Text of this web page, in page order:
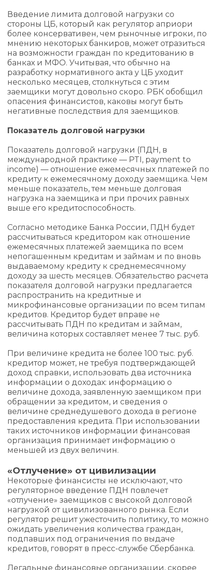
Введение лимита долговой нагрузки со
стороны ЦБ, который как регулятор априори
более консервативен, чем рыночные игроки, по
мнению некоторых банкиров, может отразиться
на возможности граждан по кредитованию в
банках и МФО. Учитывая, что обычно на
разработку нормативного акта у ЦБ уходит
несколько месяцев, столкнуться с этим
заемщики могут довольно скоро. РБК обобщил
опасения финансистов, каковы могут быть
негативные последствия для заемщиков.
Показатель долговой нагрузки
Показатель долговой нагрузки (ПДН, в
международной практике — PTI, payment to
income) — отношение ежемесячных платежей по
кредиту к ежемесячному доходу заемщика. Чем
меньше показатель, тем меньше долговая
нагрузка на заемщика и при прочих равных
выше его кредитоспособность.
Согласно методике Банка России, ПДН будет
рассчитываться кредитором как отношение
ежемесячных платежей заемщика по всем
непогашенным кредитам и займам и по вновь
выдаваемому кредиту к среднемесячному
доходу за шесть месяцев. Обязательство расчета
показателя долговой нагрузки предлагается
распространить на кредитные и
микрофинансовые организации по всем типам
кредитов. Кредитор будет вправе не
рассчитывать ПДН по кредитам и займам,
величина которых составляет менее 7 тыс. руб.
При величине кредита не более 100 тыс. руб.
кредитор может, не требуя подтверждающей
доход справки, использовать два источника
информации о доходах: информацию о
величине дохода, заявленную заемщиком при
обращении за кредитом, и сведения о
величине среднедушевого дохода в регионе
предоставления кредита. При использовании
таких источников информации финансовая
организация принимает информацию о
меньшей из двух величин.
«Отлучение» от цивилизации
Некоторые финансисты не исключают, что
регуляторное введение ПДН повлечет
«отлучение» заемщиков с высокой долговой
нагрузкой от цивилизованного рынка. Если
регулятор решит ужесточить политику, то можно
ожидать увеличения количества граждан,
подпавших под ограничения по выдаче
кредитов, говорят в пресс-службе Сбербанка.
Легальные финансовые организации, скорее